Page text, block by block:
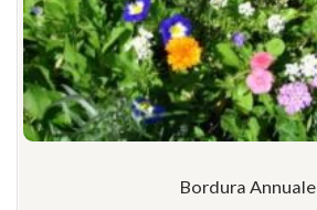
Bordura Annuale